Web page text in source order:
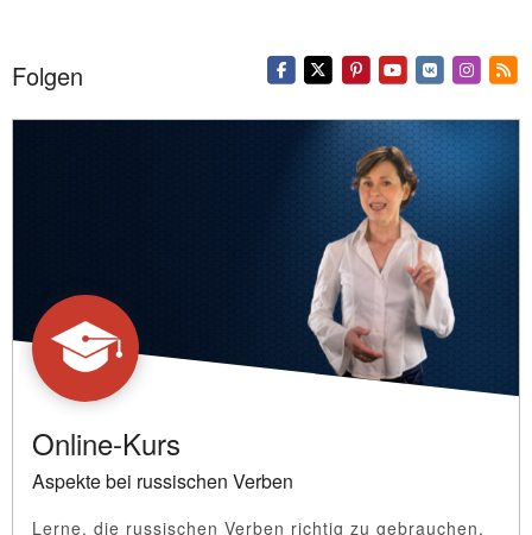
Folgen
Online-Kurs
Aspekte bei russischen Verben
Lerne, die russischen Verben richtig zu gebrauchen.